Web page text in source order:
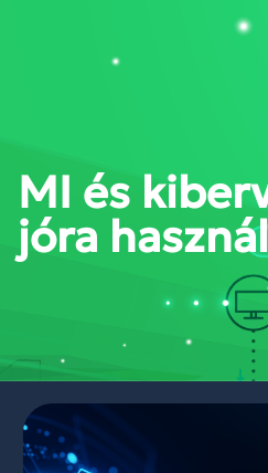
MI és
jóra